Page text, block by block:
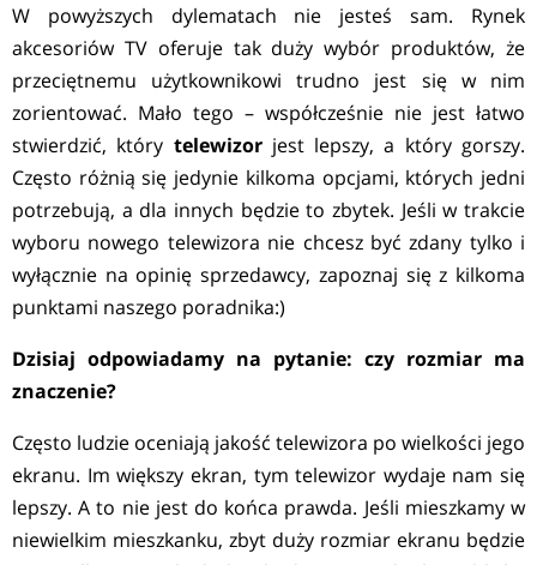
W powyższych dylematach nie jesteś sam. Rynek
akcesoriów TV oferuje tak duży wybór produktów, że
przeciętnemu użytkownikowi trudno jest się w nim
zorientować. Mało tego – współcześnie nie jest łatwo
stwierdzić, który telewizorjest lepszy, a który gorszy.
Często różnią się jedynie kilkoma opcjami, których jedni
potrzebują, a dla innych będzie to zbytek. Jeśli w trakcie
wyboru nowego telewizora nie chcesz być zdany tylko i
wyłącznie na opinię sprzedawcy, zapoznaj się z kilkoma
punktami naszego poradnika:)
Dzisiaj odpowiadamy na pytanie: czy rozmiar ma
znaczenie?
Często ludzie oceniają jakość telewizora po wielkości jego
ekranu. Im większy ekran, tym telewizor wydaje nam się
lepszy. A to nie jest do końca prawda. Jeśli mieszkamy w
niewielkim mieszkanku, zbyt duży rozmiar ekranu będzie